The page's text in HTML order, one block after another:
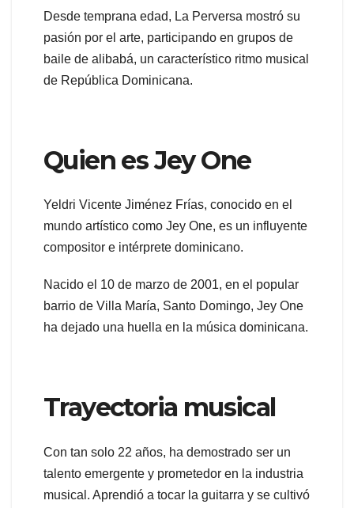
Desde temprana edad, La Perversa mostró su
pasión por el arte, participando en grupos de
baile de alibabá, un característico ritmo musical
de República Dominicana.
Quien es Jey One
Yeldri Vicente Jiménez Frías, conocido en el
mundo artístico como Jey One, es un influyente
compositor e intérprete dominicano.
Nacido el 10 de marzo de 2001, en el popular
barrio de Villa María, Santo Domingo, Jey One
ha dejado una huella en la música dominicana.
Trayectoria musical
Con tan solo 22 años, ha demostrado ser un
talento emergente y prometedor en la industria
musical. Aprendió a tocar la guitarra y se cultivó